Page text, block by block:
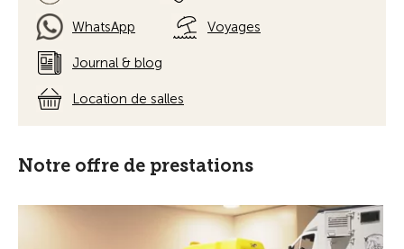
WhatsApp Voyages
Journal & blog
Location de salles
Notre offre de prestations